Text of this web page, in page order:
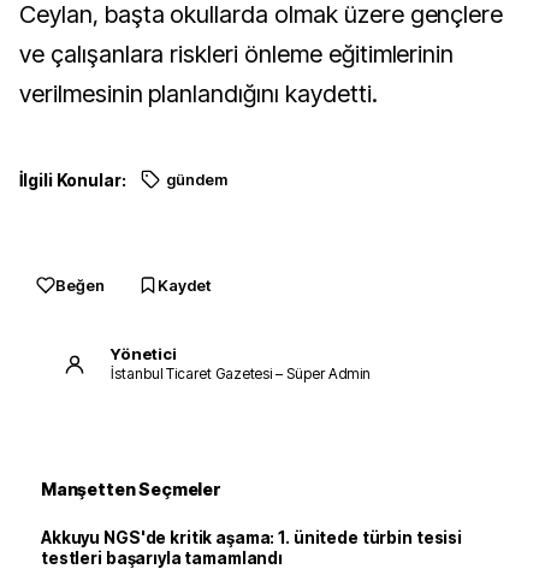
Ceylan, başta okullarda olmak üzere gençlere
ve çalışanlara riskleri önleme eğitimlerinin
verilmesinin planlandığını kaydetti.
İlgili Konular: gündem
Beğen Kaydet
Yönetici
İstanbul Ticaret Gazetesi – Süper Admin
Manşetten Seçmeler
Akkuyu NGS'de kritik aşama: 1. ünitede türbin tesisi
testleri başarıyla tamamlandı